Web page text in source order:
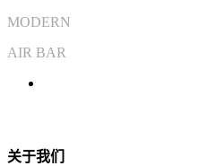
MODERN
AIR BAR
关于我们